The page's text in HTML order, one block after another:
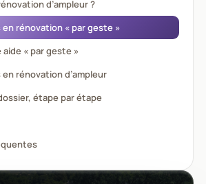
d’ampleur ?
rénovation « par geste »
« par geste »
rénovation d’ampleur
étape par étape